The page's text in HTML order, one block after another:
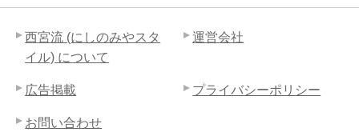
西宮流 (にしのみやスタ
イル) について
運営会社
広告掲載 プライバシーポリシー
お問い合わせ